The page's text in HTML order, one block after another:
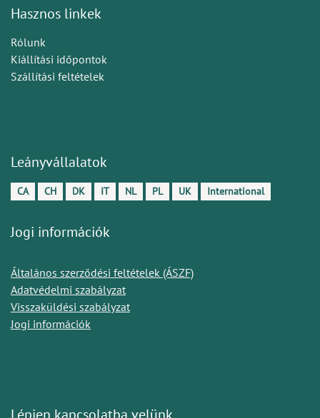
Hasznos linkek
Rólunk
Kiállítási időpontok
Szállítási feltételek
Leányvállalatok
CA CH DK IT NL PL UK International
Jogi információk
Általános szerződési feltételek (ÁSZF)
Adatvédelmi szabályzat
Visszaküldési szabályzat
Jogi információk